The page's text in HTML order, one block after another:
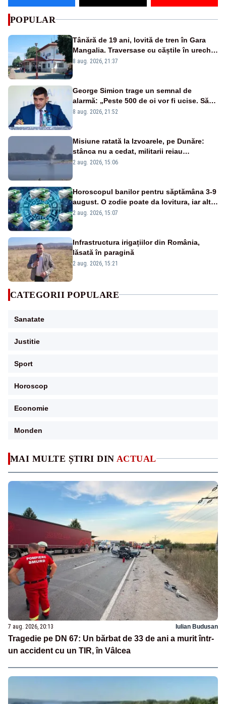
MAI MULTE ȘTIRI DIN ACTUAL
7 aug. 2026, 20:13 Iulian Budusan
Tragedie pe DN 67: Un bărbat de 33 de ani a murit într-
un accident cu un TIR, în Vâlcea
POPULAR
Tânără de 19 ani, lovită de tren în Gara
Mangalia. Traversase cu căștile în urechi
liniile printr-un loc nepermis
8 aug. 2026, 21:37
George Simion trage un semnal de
alarmă: „Peste 500 de oi vor fi ucise. Să
vedem dacă ciobanii vor fi despăgubiți”
8 aug. 2026, 21:52
Misiune ratată la Izvoarele, pe Dunăre:
stânca nu a cedat, militarii reiau
detonările luni – VIDEO
2 aug. 2026, 15:06
Horoscopul banilor pentru săptămâna 3-9
august. O zodie poate da lovitura, iar alta
riscă să piardă bani dintr-o decizie pripită
2 aug. 2026, 15:07
Infrastructura irigațiilor din România,
lăsată în paragină
2 aug. 2026, 15:21
CATEGORII POPULARE
Sanatate
Justitie
Sport
Horoscop
Economie
Monden